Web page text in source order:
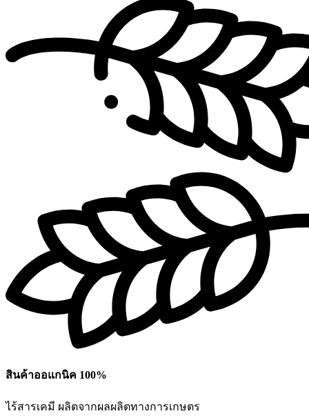
สินค้าออแกนิค 100%
ไร้สารเคมี ผลิตจากผลผลิตทางการเกษตร